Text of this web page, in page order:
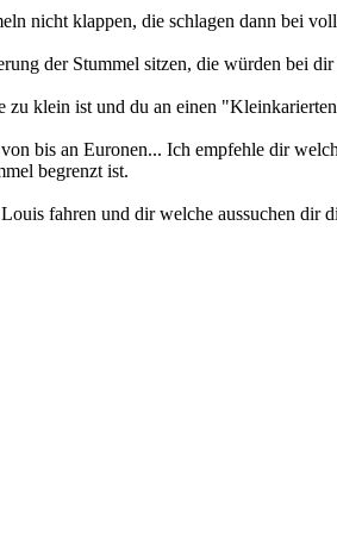
nicht klappen, die schlagen dann bei
der Stummel sitzen, die würden bei dir
klein ist und du an einen
bis an Euronen... Ich empfehle dir
begrenzt ist.
fahren und dir welche aussuchen dir